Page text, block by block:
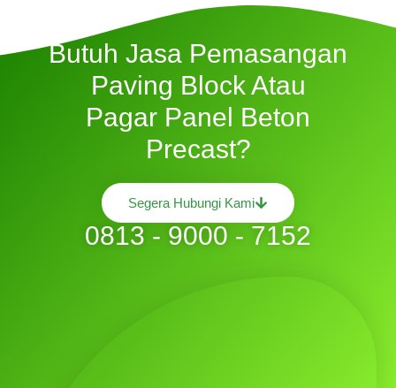
Butuh Jasa Pemasangan
Paving Block Atau
Pagar Panel Beton
Precast?
Segera Hubungi Kami
0813 - 9000 - 7152